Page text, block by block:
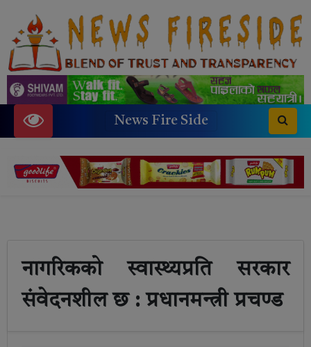
News Fire Side
नागरिकको स्वास्थ्यप्रति सरकार
संवेदनशील छ : प्रधानमन्त्री प्रचण्ड